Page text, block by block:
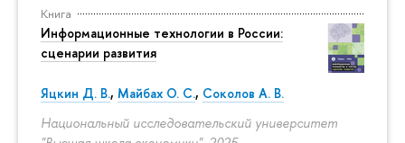
Книга
Информационные технологии в России:
сценарии развития
Яцкин Д. В., Майбах О. С., Соколов А. В.
Национальный исследовательский университет